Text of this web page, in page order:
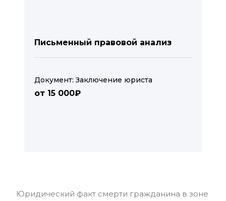
Письменный правовой анализ
Документ: Заключение юриста
от 15 000₽
Юридический факт смерти гражданина в зоне